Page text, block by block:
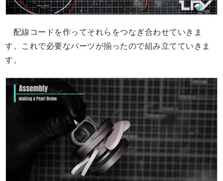
配線コードを作ってそれらをつなぎ合わせていきま
す。これで必要なパーツが揃ったので組み立てていきま
す。